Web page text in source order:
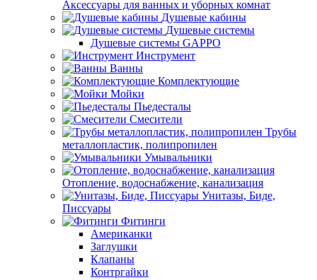
Аксессуары для ванных и уборных комнат
Душевые кабины
Душевые системы
Душевые системы GAPPO
Инструмент
Ванны
Комплектующие
Мойки
Пьедесталы
Смесители
Трубы
металлопластик, полипропилен
Умывальники
Отопление, водоснабжение, канализация
Унитазы, Биде,
Писсуары
Фитинги
Американки
Заглушки
Клапаны
Контргайки